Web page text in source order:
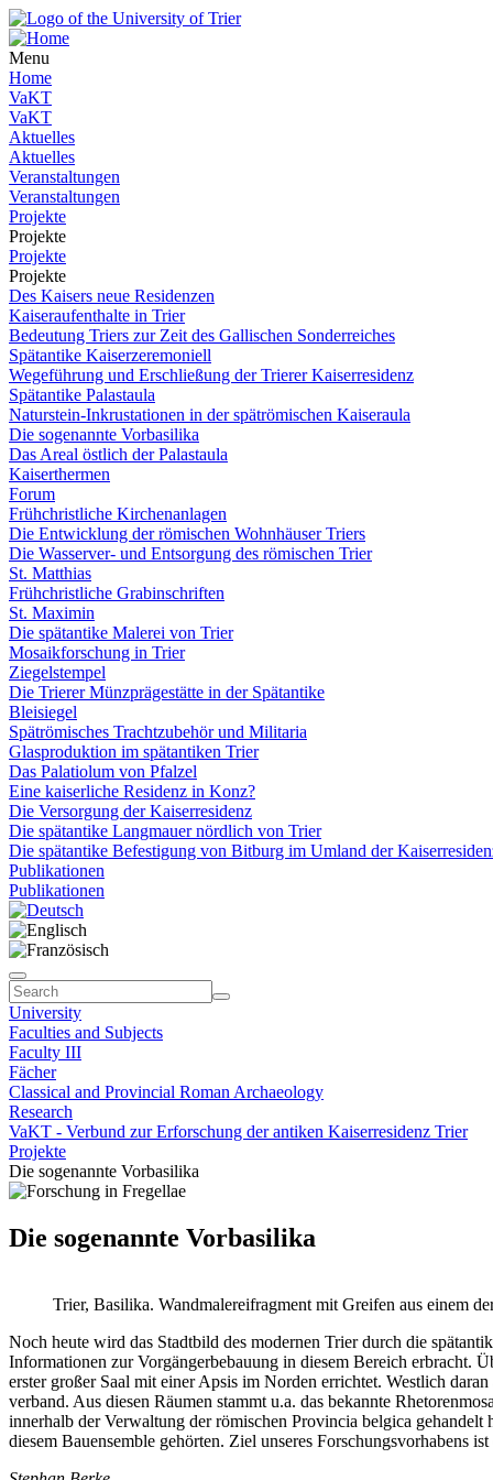
Menu
Home
VaKT
VaKT
Aktuelles
Aktuelles
Veranstaltungen
Veranstaltungen
Projekte
Projekte
Projekte
Projekte
Des Kaisers neue Residenzen
Kaiseraufenthalte in Trier
Bedeutung Triers zur Zeit des Gallischen Sonderreiches
Spätantike Kaiserzeremoniell
Wegeführung und Erschließung der Trierer Kaiserresidenz
Spätantike Palastaula
Naturstein-Inkrustationen in der spätrömischen Kaiseraula
Die sogenannte Vorbasilika
Das Areal östlich der Palastaula
Kaiserthermen
Forum
Frühchristliche Kirchenanlagen
Die Entwicklung der römischen Wohnhäuser Triers
Die Wasserver- und Entsorgung des römischen Trier
St. Matthias
Frühchristliche Grabinschriften
St. Maximin
Die spätantike Malerei von Trier
Mosaikforschung in Trier
Ziegelstempel
Die Trierer Münzprägestätte in der Spätantike
Bleisiegel
Spätrömisches Trachtzubehör und Militaria
Glasproduktion im spätantiken Trier
Das Palatiolum von Pfalzel
Eine kaiserliche Residenz in Konz?
Die Versorgung der Kaiserresidenz
Die spätantike Langmauer nördlich von Trier
Die spätantike Befestigung von Bitburg im Umland der
Publikationen
Publikationen
University
Faculties and Subjects
Faculty III
Fächer
Classical and Provincial Roman Archaeology
Research
VaKT - Verbund zur Erforschung der antiken Kaiserresidenz Trier
Projekte
Die sogenannte Vorbasilika
Die sogenannte Vorbasilika
Trier, Basilika. Wandmalereifragment mit Greifen aus einem
Noch heute wird das Stadtbild des modernen Trier durch die
Informationen zur Vorgängerbebauung in diesem Bereich erbracht.
erster großer Saal mit einer Apsis im Norden errichtet. Westlich
verband. Aus diesen Räumen stammt u.a. das bekannte
innerhalb der Verwaltung der römischen Provincia belgica
diesem Bauensemble gehörten. Ziel unseres Forschungsvorhabens